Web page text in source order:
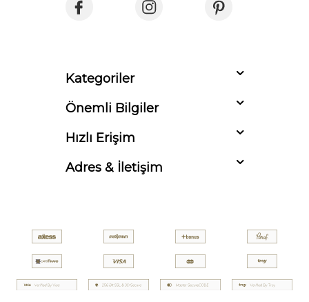
Kategoriler
Önemli Bilgiler
Hızlı Erişim
Adres & İletişim